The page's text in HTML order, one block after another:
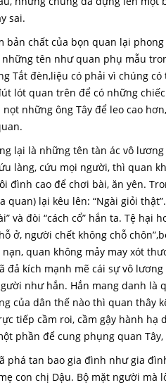
sai.
bản chất của bọn quan lại
tên như quan phụ mẫu
Tắt đèn,liệu có phải vì chúng
lót quan trên để có những
những ông Tây để leo cao
lại là những tên tàn ác vô
làng, cứu mọi người, thì quan
đình cao để chơi bài, ăn yên.
quan) lại kêu lên: “Ngài giỏi
và đòi “cách cổ” hắn ta. Tệ
ở, người chết không chỗ
quan không mảy may xót
đả kích mạnh mẽ cái sự vô
như hắn. Hắn mang danh là
của dân thế nào thì quan thây
tiếp cầm roi, cầm gậy hành
phần để cung phụng quan
tan bao gia đình như gia
con chị Dậu. Bộ mặt người